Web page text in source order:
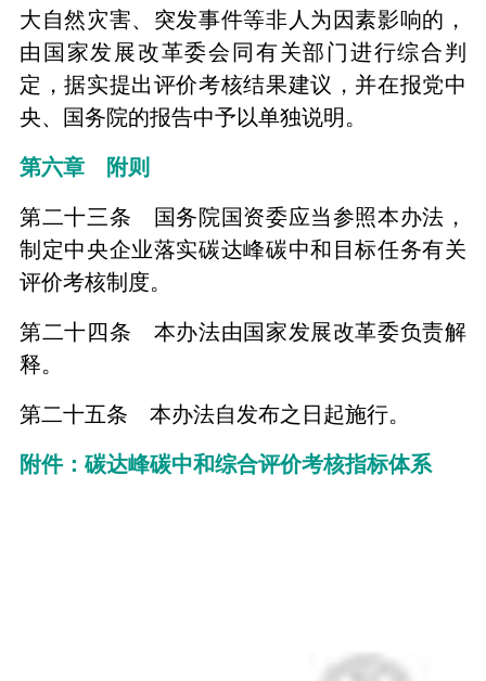
大自然灾害、突发事件等非人为因素影响的，
由国家发展改革委会同有关部门进行综合判
定，据实提出评价考核结果建议，并在报党中
央、国务院的报告中予以单独说明。
第六章 附则
第二十三条 国务院国资委应当参照本办法，
制定中央企业落实碳达峰碳中和目标任务有关
评价考核制度。
第二十四条 本办法由国家发展改革委负责解
释。
第二十五条 本办法自发布之日起施行。
附件：碳达峰碳中和综合评价考核指标体系